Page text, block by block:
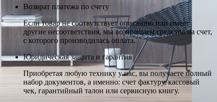
Возврат платежа по счету
Если товар не соотвутствует описанию или имеет
другие несоответствия, мы возвращаем средства на счет,
с которого производилась оплата.
Юридическая защита и гарантия
Приобретая любую технику у нас, вы получаете полный
набор документов, а именно: счет фактуру, кассовый
чек, гарантийный талон или сервисную книгу.